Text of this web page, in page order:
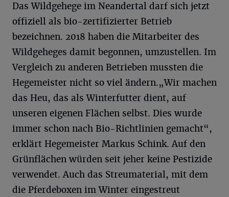
Das Wildgehege im Neandertal darf sich jetzt
offiziell als bio-zertifizierter Betrieb
bezeichnen. 2018 haben die Mitarbeiter des
Wildgeheges damit begonnen, umzustellen. Im
Vergleich zu anderen Betrieben mussten die
Hegemeister nicht so viel ändern.„Wir machen
das Heu, das als Winterfutter dient, auf
unseren eigenen Flächen selbst. Dies wurde
immer schon nach Bio-Richtlinien gemacht“,
erklärt Hegemeister Markus Schink. Auf den
Grünflächen würden seit jeher keine Pestizide
verwendet. Auch das Streumaterial, mit dem
die Pferdeboxen im Winter eingestreut